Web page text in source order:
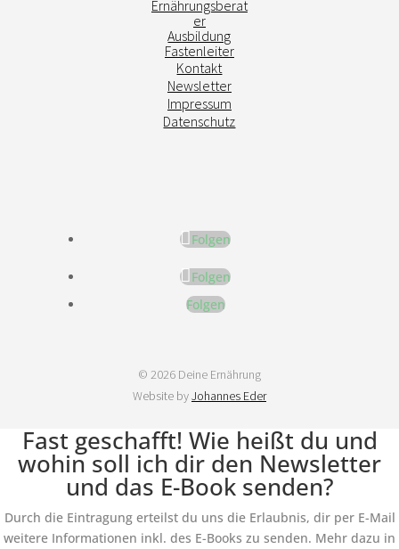
Ernährungsberat
er
Ausbildung
Fastenleiter
Kontakt
Newsletter
Impressum
Datenschutz
Folgen
Folgen
Folgen
© 2026 Deine Ernährung
Website byJohannes Eder
Fast geschafft! Wie heißt du und
wohin soll ich dir den Newsletter
und das E-Book senden?
Durch die Eintragung erteilst du uns die Erlaubnis, dir per E-Mail
weitere Informationen inkl. des E-Books zu senden. Mehr dazu in